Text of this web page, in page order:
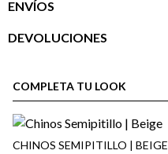
ENVÍOS
DEVOLUCIONES
cliente
COMPLETA TU LOOK
CHINOS SEMIPITILLO | BEIGE